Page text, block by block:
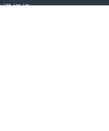
相机